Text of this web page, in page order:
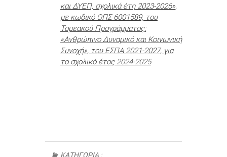
και ΔΥΕΠ, σχολικά έτη 2023-2026»,
με κωδικό ΟΠΣ 6001589, του
Τομεακού Προγράμματος:
«Ανθρώπινο Δυναμικό και Κοινωνική
Συνοχή», του ΕΣΠΑ 2021-2027, για
το σχολικό έτος 2024-2025
ΚΑΤΗΓΟΡΊΑ :